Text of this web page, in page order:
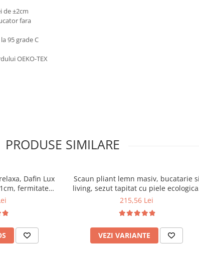
de ±2cm
fara
95 grade C
OEKO-TEX
PRODUSE SIMILARE
Dafin Lux
fermitate
tip Bonell, fata
Scaun pliant lemn masiv, bucatarie si
living, sezut tapitat cu piele
100 kg, cires
215,56 Lei
VEZI VARIANTE